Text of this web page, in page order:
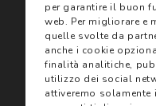
Assicurazioni
Servizi
Avvertenze e
per garantire il buon
web. Per migliorare e
quelle svolte da
anche i cookie
finalità analitiche,
utilizzo dei social
attiveremo solamente